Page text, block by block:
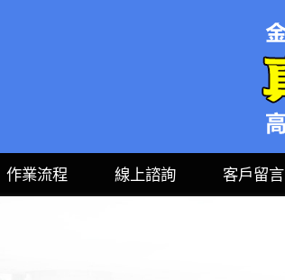
作業流程 線上諮詢 客戶留言